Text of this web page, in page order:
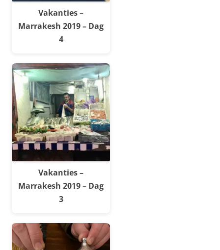
Vakanties –
Marrakesh 2019 – Dag
4
Vakanties –
Marrakesh 2019 – Dag
3